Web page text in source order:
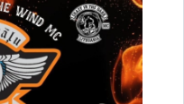
noderīga?